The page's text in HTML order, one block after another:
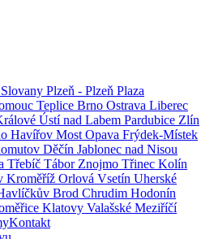
Plzeň - Plzeň Plaza
Teplice Brno Ostrava Liberec
Ústí nad Labem Pardubice Zlín
Havířov Most Opava Frýdek-Místek
Děčín Jablonec nad Nisou
Třebíč Tábor Znojmo Třinec Kolín
Kroměříž Orlová Vsetín Uherské
Brod Chrudim Hodonín
Klatovy Valašské Meziříčí
Kontakt